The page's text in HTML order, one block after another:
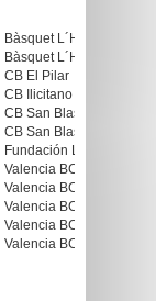
Bàsquet L´Horta Godella
Bàsquet L´Horta Godella
CB El Pilar
CB Ilicitano
CB San Blas Alicante
CB San Blas Alicante
Fundación Lucentum
Valencia BC
Valencia BC
Valencia BC
Valencia BC
Valencia BC